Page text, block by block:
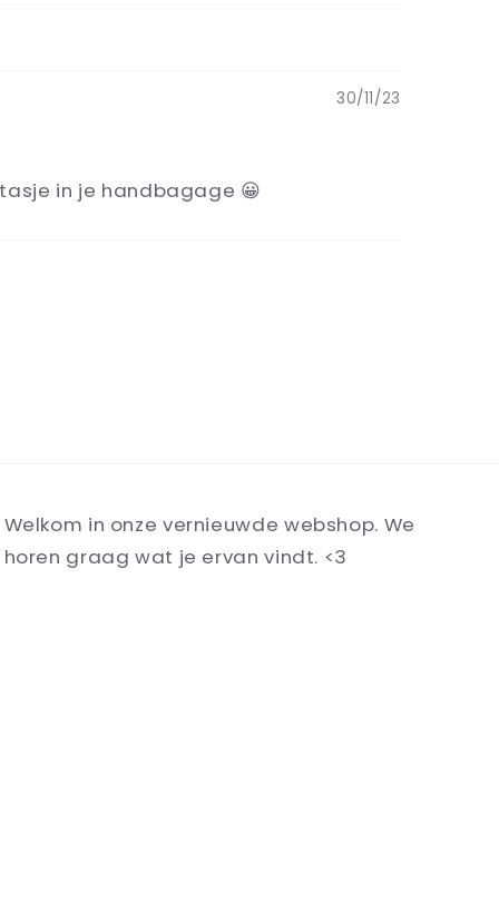
30/11/23
in je handbagage 😀
Welkom in onze vernieuwde webshop. We
horen graag wat je ervan vindt. <3